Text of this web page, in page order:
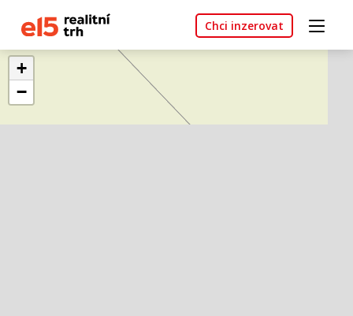
Chci inzerovat
+
−